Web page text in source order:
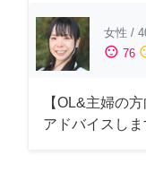
女性 /
sentiment_satisfied 76
【OL&主婦の
アドバイスしま